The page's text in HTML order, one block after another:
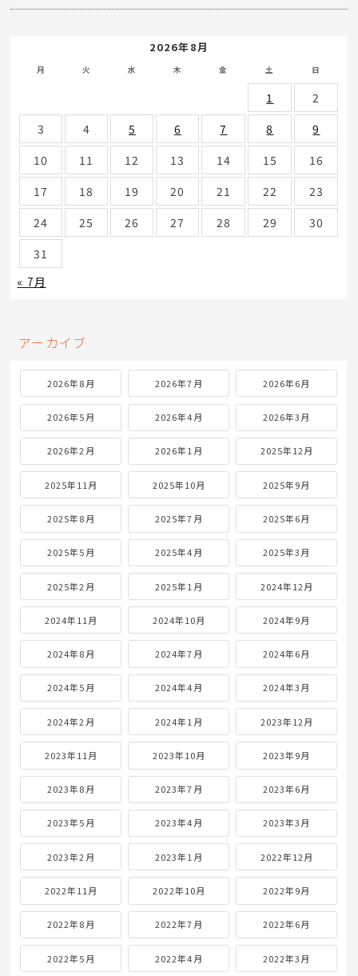
2026年8月
月 火 水 木 金 土 日
1
2
3
4 5 6 7 8
9
10
11 12 13 14 15
16
17
18 19 20 21 22
23
24
25 26 27 28 29
30
31
« 7月
アーカイブ
2026年8月 2026年7月 2026年6月
2026年5月 2026年4月 2026年3月
2026年2月 2026年1月 2025年12月
2025年11月 2025年10月 2025年9月
2025年8月 2025年7月 2025年6月
2025年5月 2025年4月 2025年3月
2025年2月 2025年1月 2024年12月
2024年11月 2024年10月 2024年9月
2024年8月 2024年7月 2024年6月
2024年5月 2024年4月 2024年3月
2024年2月 2024年1月 2023年12月
2023年11月 2023年10月 2023年9月
2023年8月 2023年7月 2023年6月
2023年5月 2023年4月 2023年3月
2023年2月 2023年1月 2022年12月
2022年11月 2022年10月 2022年9月
2022年8月 2022年7月 2022年6月
2022年5月 2022年4月 2022年3月